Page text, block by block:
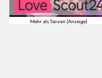
Mehr als Tanzen (Anzeige)